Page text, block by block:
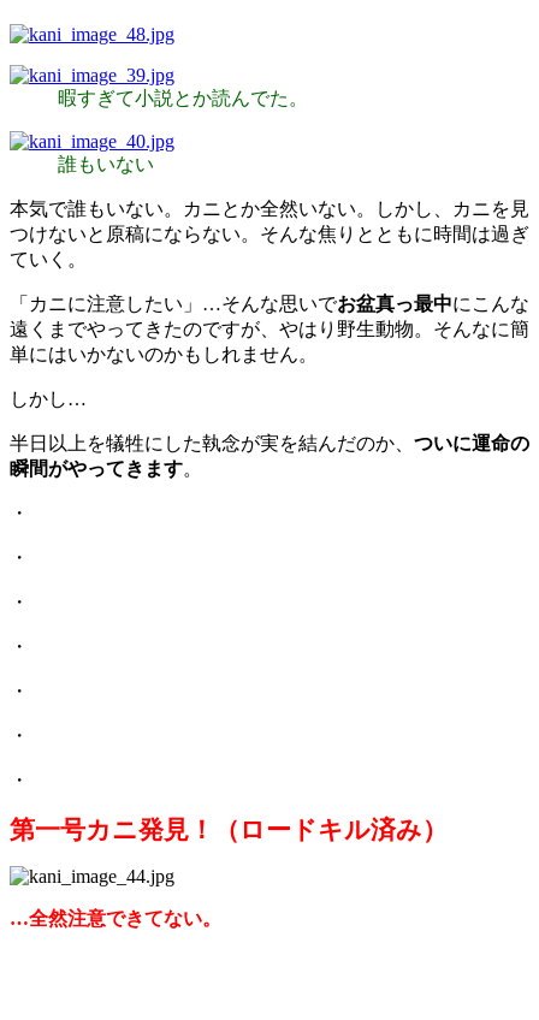
暇すぎて小説とか読んでた。
誰もいない
本気で誰もいない。カニとか全然いない。しかし、カニを見
つけないと原稿にならない。そんな焦りとともに時間は過ぎ
ていく。
「カニに注意したい」…そんな思いでお盆真っ最中にこんな
遠くまでやってきたのですが、やはり野生動物。そんなに簡
単にはいかないのかもしれません。
しかし…
半日以上を犠牲にした執念が実を結んだのか、 ついに運命の
瞬間がやってきます。
・
・
・
・
・
・
・
第一号カニ発見！（ロードキル済み）
…全然注意できてない。